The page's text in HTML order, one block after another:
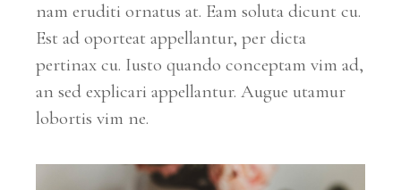
nam eruditi ornatus at. Eam soluta dicunt cu.
Est ad oporteat appellantur, per dicta
pertinax cu. Iusto quando conceptam vim ad,
an sed explicari appellantur. Augue utamur
lobortis vim ne.